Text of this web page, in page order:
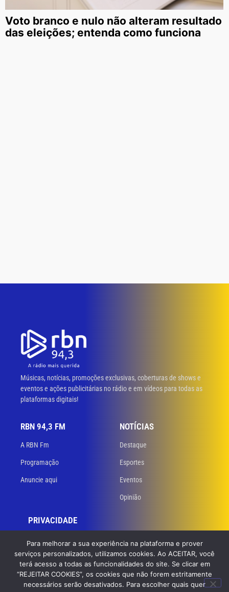
Voto branco e nulo não alteram resultado
das eleições; entenda como funciona
Músicas, notícias, promoções exclusivas, coberturas de shows e
eventos e ações publicitárias no rádio e em vídeos para todas as
plataformas digitais!
RBN 94,3 FM
A RBN Fm
Programação
Anuncie aqui
NOTÍCIAS
Destaque
Esportes
Eventos
Opinião
PRIVACIDADE
Políticas de privacidade
Termos de uso
© 2023 RBN 94,3 FM. Todos os direitos reservados. Desenvolvidopor
Para melhorar a sua experiência na plataforma e prover
serviços personalizados, utilizamos cookies. Ao ACEITAR, você
terá acesso a todas as funcionalidades do site. Se clicar em
“REJEITAR COOKIES”, os cookies que não forem estritamente
necessários serão desativados. Para escolher quais quer